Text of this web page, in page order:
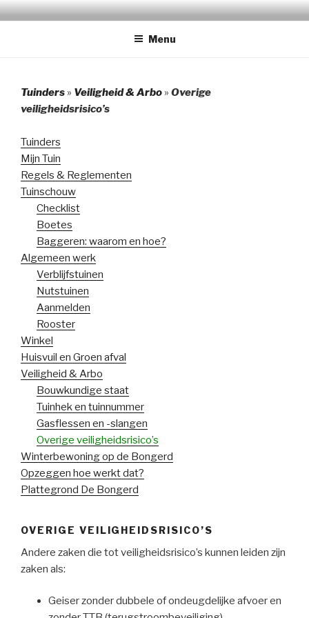
Naar
de
TUINPARK DE BONGERD
Menu
Tuinders » Veiligheid & Arbo » Overige
veiligheidsrisico’s
Tuinders
Mijn Tuin
Regels & Reglementen
Tuinschouw
Checklist
Boetes
Baggeren: waarom en hoe?
Algemeen werk
Verblijfstuinen
Nutstuinen
Aanmelden
Rooster
Winkel
Huisvuil en Groen afval
Veiligheid & Arbo
Bouwkundige staat
Tuinhek en tuinnummer
Gasflessen en -slangen
Overige veiligheidsrisico’s
Winterbewoning op de Bongerd
Opzeggen hoe werkt dat?
Plattegrond De Bongerd
OVERIGE VEILIGHEIDSRISICO’S
Andere zaken die tot veiligheidsrisico’s kunnen leiden zijn
zaken als:
Geiser zonder dubbele of ondeugdelijke afvoer en